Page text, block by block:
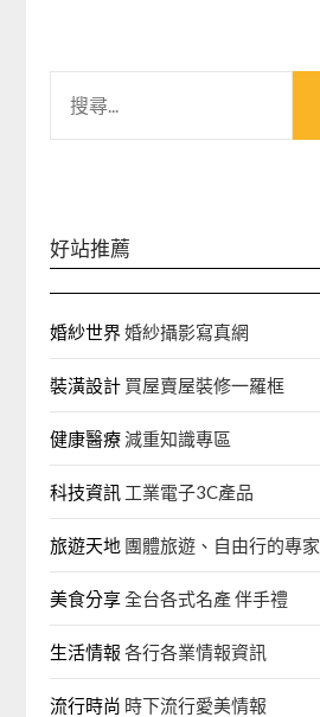
頁
關
好站推薦
婚紗世界婚紗攝影寫真網
裝潢設計 買屋賣屋裝修一羅框
健康醫療減重知識專區
科技資訊 工業電子3C產品
旅遊天地 團體旅遊、自由行的專家‎
美食分享全台各式名產 伴手禮
生活情報 各行各業情報資訊
流行時尚 時下流行愛美情報